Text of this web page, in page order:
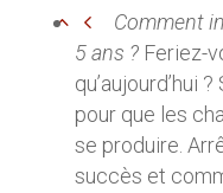
Comment
5 ans ?Feriez-
qu’aujourd’hui
pour que les
se produire.
succès et